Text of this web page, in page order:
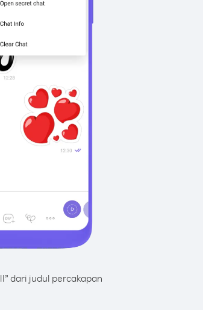
dari judul percakapan